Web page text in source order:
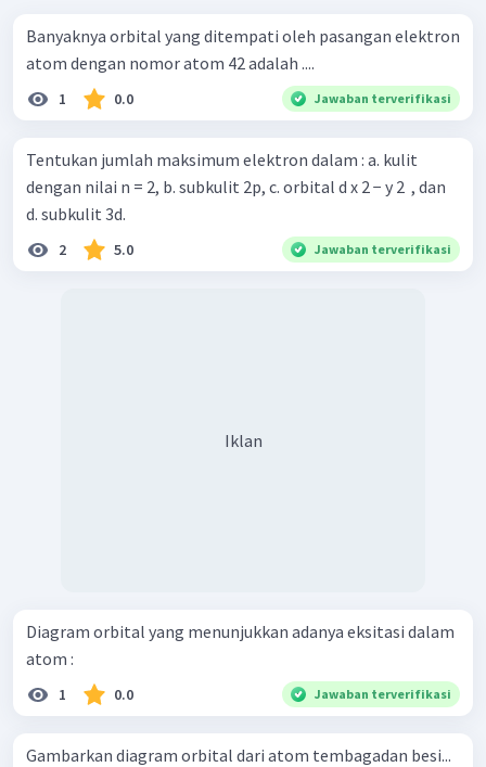
Banyaknya orbital yang ditempati oleh pasangan elektron
atom dengan nomor atom 42 adalah ....
1 0.0 Jawaban terverifikasi
Tentukan jumlah maksimum elektron dalam : a. kulit
dengan nilai n = 2, b. subkulit 2p, c. orbital d x 2 − y 2 ​ , dan
d. subkulit 3d.
2 5.0 Jawaban terverifikasi
Iklan
Diagram orbital yang menunjukkan adanya eksitasi dalam
atom :
1 0.0 Jawaban terverifikasi
Gambarkan diagram orbital dari atom tembagadan besi...